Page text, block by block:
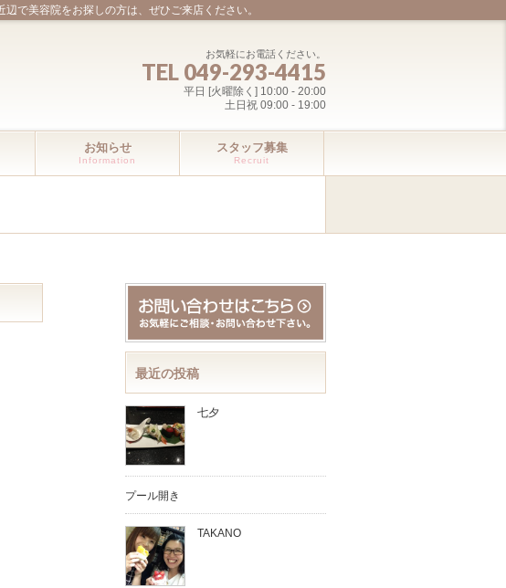
で美容院をお探しの方は、ぜひご来店ください。
お気軽にお電話ください。
TEL 049-293-4415
平日 [火曜除く] 10:00 - 20:00
土日祝 09:00 - 19:00
お知らせ
Information
スタッフ募集
Recruit
最近の投稿
七夕
プール開き
TAKANO